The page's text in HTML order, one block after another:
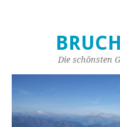
Die schönsten